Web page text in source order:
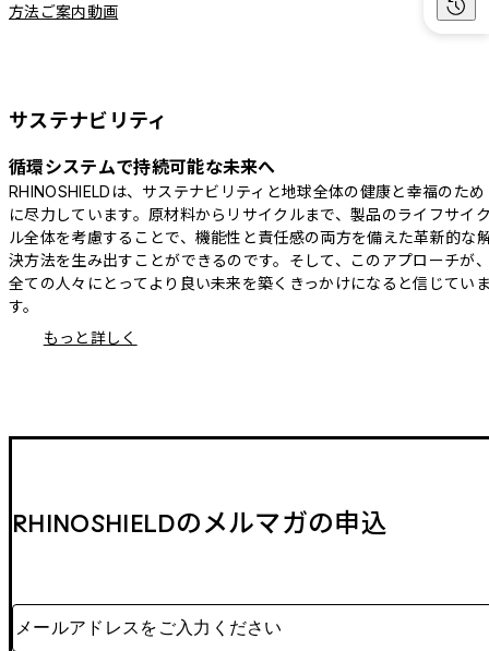
方法ご案内動画
サステナビリティ
循環システムで持続可能な未来へ
RHINOSHIELDは、サステナビリティと地球全体の健康と幸福のため
に尽力しています。原材料からリサイクルまで、製品のライフサイ
ル全体を考慮することで、機能性と責任感の両方を備えた革新的な
決方法を生み出すことができるのです。そして、このアプローチが
全ての人々にとってより良い未来を築くきっかけになると信じてい
す。
もっと詳しく
RHINOSHIELDのメルマガの申込
メールアドレスをご入力ください